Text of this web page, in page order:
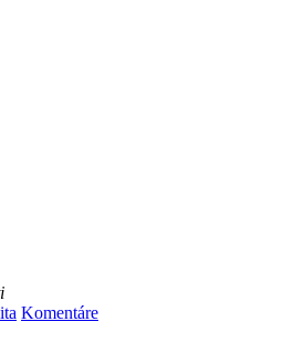
Komentáre